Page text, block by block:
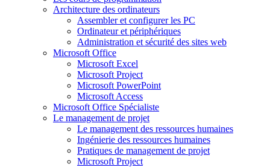
Architecture des ordinateurs
Assembler et configurer les PC
Ordinateur et périphériques
Administration et sécurité des sites web
Microsoft Office
Microsoft Excel
Microsoft Project
Microsoft PowerPoint
Microsoft Access
Microsoft Office Spécialiste
Le management de projet
Le management des ressources humaines
Ingénierie des ressources humaines
Pratiques de management de projet
Microsoft Project